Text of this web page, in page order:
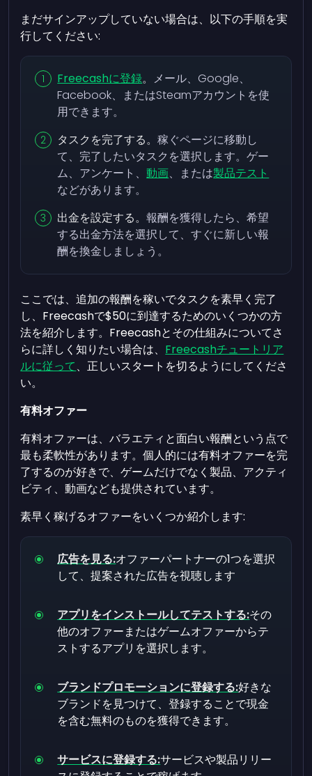
まだサインアップしていない場合は、以下の手順を実
行してください:
Freecashに登録。 メール、Google、
Facebook、またはSteamアカウントを使
用できます。
タスクを完了する。稼ぐページに移動し
て、完了したいタスクを選択します。ゲー
ム、アンケート、動画、または製品テスト
などがあります。
出金を設定する。報酬を獲得したら、希望
する出金方法を選択して、すぐに新しい報
酬を換金しましょう。
ここでは、追加の報酬を稼いでタスクを素早く完了
し、Freecashで$50に到達するためのいくつかの方
法を紹介します。Freecashとその仕組みについてさ
らに詳しく知りたい場合は、 Freecashチュートリア
ルに従って、正しいスタートを切るようにしてくださ
い。
有料オファー
有料オファーは、バラエティと面白い報酬という点で
最も柔軟性があります。個人的には有料オファーを完
了するのが好きで、ゲームだけでなく製品、アクティ
ビティ、動画なども提供されています。
素早く稼げるオファーをいくつか紹介します:
広告を見る:オファーパートナーの1つを選択
して、提案された広告を視聴します
アプリをインストールしてテストする:その
他のオファーまたはゲームオファーからテ
ストするアプリを選択します。
ブランドプロモーションに登録する:好きな
ブランドを見つけて、登録することで現金
を含む無料のものを獲得できます。
サービスに登録する:サービスや製品リリー